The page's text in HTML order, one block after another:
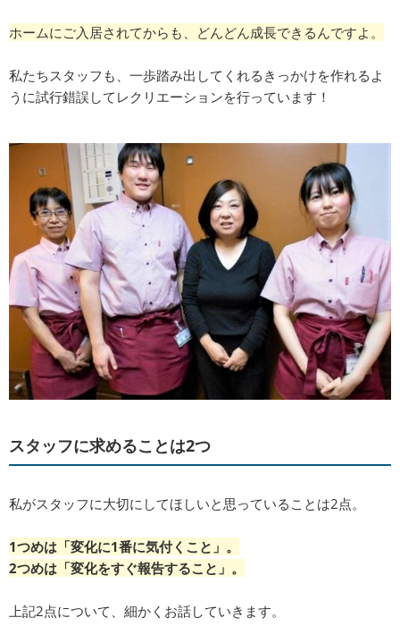
ホームにご入居されてからも、どんどん成長できるんですよ。
私たちスタッフも、一歩踏み出してくれるきっかけを作れるよ
うに試行錯誤してレクリエーションを行っています！
スタッフに求めることは2つ
私がスタッフに大切にしてほしいと思っていることは2点。
1つめは「変化に1番に気付くこと」。
2つめは「変化をすぐ報告すること」。
上記2点について、細かくお話していきます。